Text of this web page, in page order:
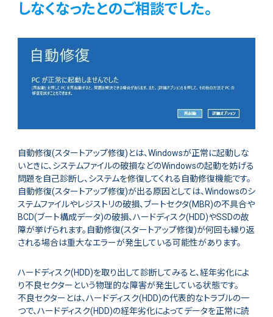
しなくなったとのご相談でした。
自動修復(スタートアップ修復)とは、Windowsが正常に起動しな
いときに、システムファイルの破損などのWindowsの起動を妨げる
問題を自己診断し、システムを修復してくれる自動修復機能です。
自動修復(スタートアップ修復)が出る原因としては、Windowsのシ
ステムファイルやレジストリの破損、ブートセクタ(MBR)の不具合や
BCD(ブート構成データ)の破損、ハードディスク(HDD)やSSDの故
障が挙げられます。自動修復(スタートアップ修復)が何回も繰り返
される場合は重大なエラーが発生している可能性があります。
ハードディスク(HDD)を取り出して診断してみると、経年劣化によ
り不良セクターという物理的な障害が発生している状態です。
不良セクターとは、ハードディスク(HDD)の代表的なトラブルの一
つで、ハードディスク(HDD)の経年劣化によってデータを正常に読